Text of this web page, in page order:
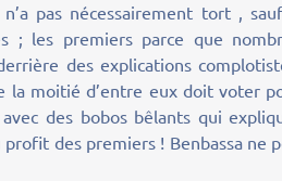
pas nécessairement tort ,
; les premiers parce que
des explications
la moitié d’entre eux doit voter
des bobos bêlants qui
des premiers ! Benbassa ne